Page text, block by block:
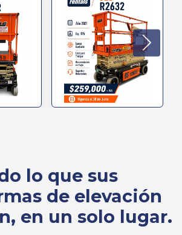
lo que sus
de elevación
en un solo lugar.